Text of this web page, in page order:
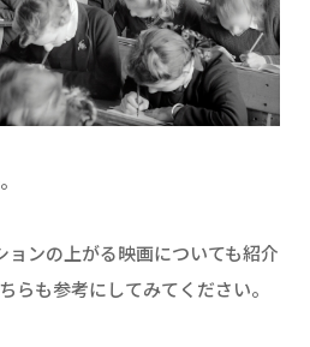
ンの上がる映画についても紹介
らも参考にしてみてください。